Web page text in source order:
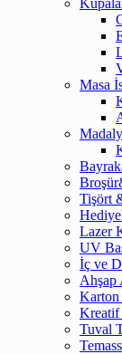
Masa
Tişört
Lazer
UV
İç ve
Ahşap
Karton
Kreatif
Tuval